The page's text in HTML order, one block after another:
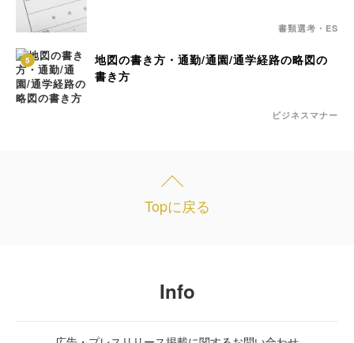
書類選考・ES
5
地図の書き方・通勤/通園/通学経路の略図の
書き方
ビジネスマナー
Topに戻る
Info